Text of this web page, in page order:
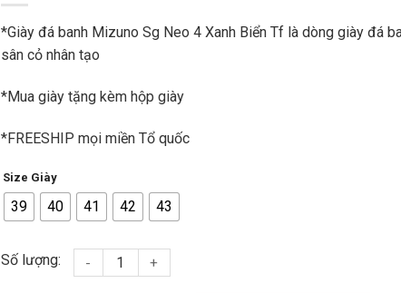
*Giày đá banh Mizuno Sg Neo 4 Xanh Biển Tf là dòng giày đá
sân cỏ nhân tạo
*Mua giày tặng kèm hộp giày
*FREESHIP mọi miền Tổ quốc
Size Giày
39 40 41 42 43
Số lượng: Giày đá banh Mizuno Sg Neo 4 Xanh Biển Tf số lượng